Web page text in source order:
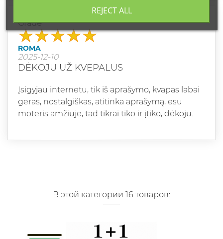
Grade
ROMA
2025-12-10
DĖKOJU UŽ KVEPALUS
Įsigyjau internetu, tik iš aprašymo, kvapas labai
geras, nostalgiškas, atitinka aprašymą, esu
moteris amžiuje, tad tikrai tiko ir įtiko, dėkoju.
В этой категории 16 товаров:
REJECT ALL